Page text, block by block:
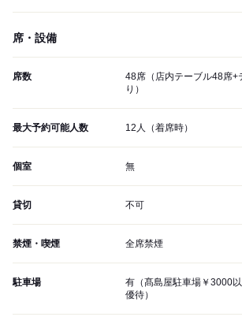
席・設備
席数
48席（店内テーブル48席+
り）
最大予約可能人数 12人（着席時）
個室 無
貸切 不可
禁煙・喫煙 全席禁煙
駐車場
有（髙島屋駐車場￥3000
優待）